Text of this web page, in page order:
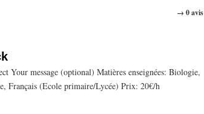
→ 0 avis
Your message (optional) Matières enseignées: Biologie,
Français (Ecole primaire/Lycée) Prix: 20€/h